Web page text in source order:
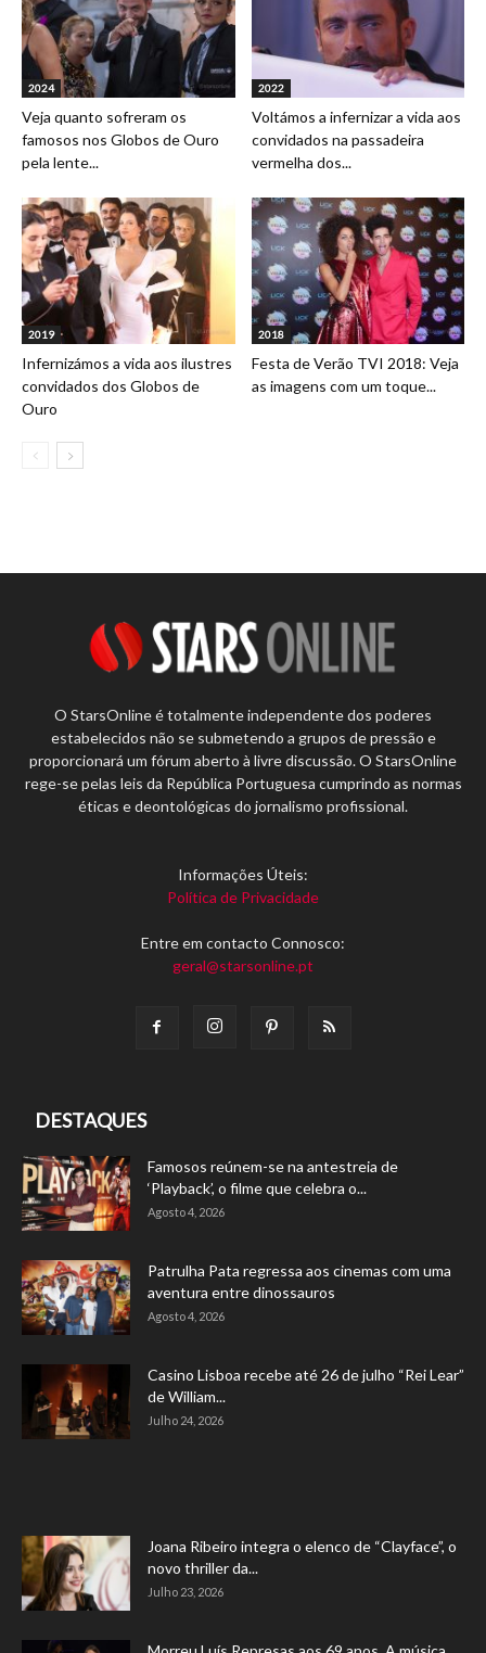
2024
Veja quanto sofreram os
famosos nos Globos de Ouro
pela lente...
2022
Voltámos a infernizar a vida aos
convidados na passadeira
vermelha dos...
2019
Infernizámos a vida aos ilustres
convidados dos Globos de
Ouro
2018
Festa de Verão TVI 2018: Veja
as imagens com um toque...
O StarsOnline é totalmente independente dos poderes
estabelecidos não se submetendo a grupos de pressão e
proporcionará um fórum aberto à livre discussão. O StarsOnline
rege-se pelas leis da República Portuguesa cumprindo as normas
éticas e deontológicas do jornalismo profissional.
Informações Úteis:
Política de Privacidade
Entre em contacto Connosco:
geral@starsonline.pt
DESTAQUES
Famosos reúnem-se na antestreia de
‘Playback’, o filme que celebra o...
Agosto 4, 2026
Patrulha Pata regressa aos cinemas com uma
aventura entre dinossauros
Agosto 4, 2026
Casino Lisboa recebe até 26 de julho “Rei Lear”
de William...
Julho 24, 2026
Joana Ribeiro integra o elenco de “Clayface”, o
novo thriller da...
Julho 23, 2026